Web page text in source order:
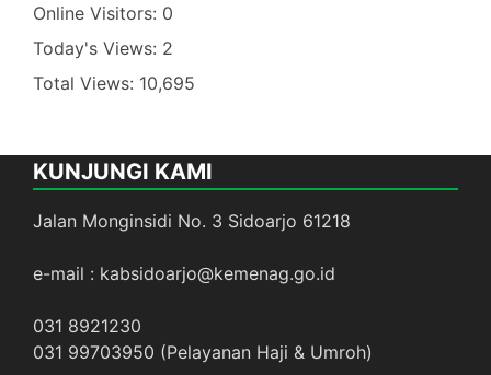
Online Visitors: 0
Today's Views: 2
Total Views: 10,695
KUNJUNGI KAMI
Jalan Monginsidi No. 3 Sidoarjo 61218
e-mail : kabsidoarjo@kemenag.go.id
031 8921230
031 99703950 (Pelayanan Haji & Umroh)